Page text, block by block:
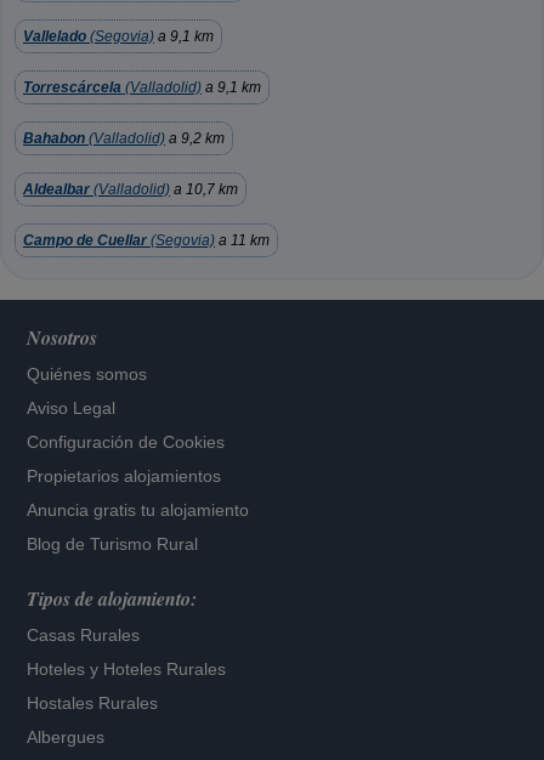
Vallelado (Segovia) a 9,1 km
Torrescárcela (Valladolid) a 9,1 km
Bahabon (Valladolid) a 9,2 km
Aldealbar (Valladolid) a 10,7 km
Campo de Cuellar (Segovia) a 11 km
Nosotros
Quiénes somos
Aviso Legal
Configuración de Cookies
Propietarios alojamientos
Anuncia gratis tu alojamiento
Blog de Turismo Rural
Tipos de alojamiento:
Casas Rurales
Hoteles y Hoteles Rurales
Hostales Rurales
Albergues